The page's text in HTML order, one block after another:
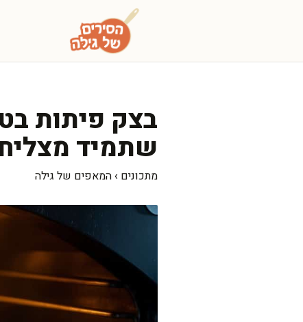
בצק פיתות
שתמיד מצליח
מתכונים › המאפים של גילה